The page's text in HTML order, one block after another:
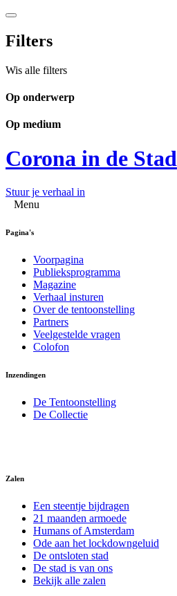
Filters
Wis alle filters
Op onderwerp
Op medium
Corona in de Stad
Stuur je verhaal in
Menu
Pagina's
Voorpagina
Publieksprogramma
Magazine
Verhaal insturen
Over de tentoonstelling
Partners
Veelgestelde vragen
Colofon
Inzendingen
De Tentoonstelling
De Collectie
Zalen
Een steentje bijdragen
21 maanden armoede
Humans of Amsterdam
Ode aan het lockdowngeluid
De ontsloten stad
De stad is van ons
Bekijk alle zalen